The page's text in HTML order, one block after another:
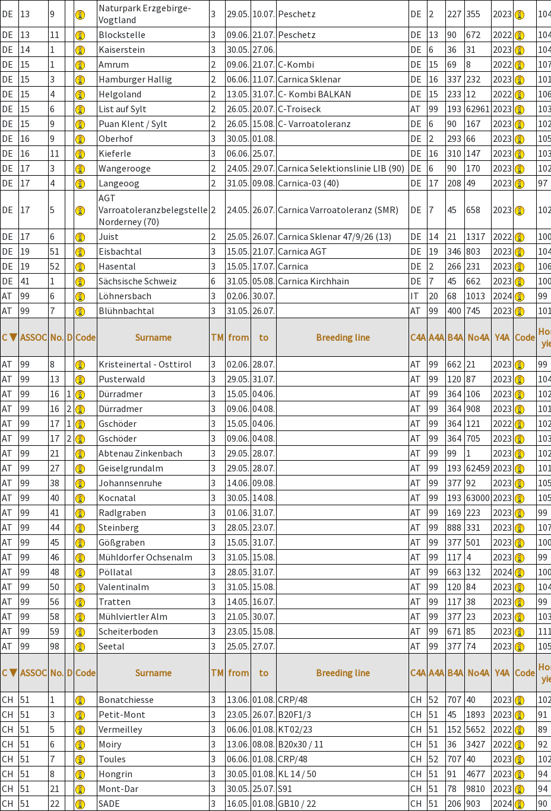
DE 13 9
Naturpark Erzgebirge-
Vogtland
3 29.05. 10.07. Peschetz DE 2 227 355 2023
DE
13 11 Blockstelle 3 09.06. 21.07. Peschetz DE 13 90 672 2022
DE
14 1 Kaiserstein 3 30.05. 27.06. DE 6 36 31 2023
DE
15 1 Amrum 2 09.06. 21.07. C-Kombi DE 15 69 8 2022
DE
15 3 Hamburger Hallig 2 06.06. 11.07. Carnica Sklenar DE 16 337 232 2023 101
DE
15 4 Helgoland 2 13.05. 31.07. C- Kombi BALKAN DE 15 233 12 2022 106
DE
15 6 List auf Sylt 2 26.05. 20.07. C-Troiseck AT 99 193 62961 2023 103
DE
15 9 Puan Klent / Sylt 2 26.05. 15.08. C- Varroatoleranz DE 6 90 167 2023
DE
16 9 Oberhof 3 30.05. 01.08. DE 2 293 66 2023 105
DE
16 11 Kieferle 3 06.06. 25.07. DE 16 310 147 2023 103
DE
17 3 Wangerooge 2 24.05. 29.07. Carnica Selektionslinie LIB (90) DE 6 90 170 2023
DE
17 4 Langeoog 2 31.05. 09.08. Carnica-03 (40) DE 17 208 49 2023 97
DE 17 5
AGT
Varroatoleranzbelegstelle
Norderney (70)
2 24.05. 26.07. Carnica Varroatoleranz (SMR) DE 7 45 658 2023
DE 17 6 Juist 2 25.05. 26.07. Carnica Sklenar 47/9/26 (13) DE 14 21 1317 2022 100
DE
19 51 Eisbachtal 3 15.05. 21.07. Carnica AGT DE 19 346 803 2023
DE
19 52 Hasental 3 15.05. 17.07. Carnica DE 2 266 231 2023 106
DE
41 1 Sächsische Schweiz 6 31.05. 05.08. Carnica Kirchhain DE 7 45 662 2023 100
AT
99 6 Löhnersbach 3 02.06. 30.07. IT 20 68 1013 2024 99
AT
99 7 Blühnbachtal 3 31.05. 26.07. AT 99 400 745 2023 101
C ▼ ASSOC No. D Code Surname TM from to Breeding line C4A A4A B4A No4A Y4A Code
AT
99 8 Kristeinertal - Osttirol 3 02.06. 28.07. AT 99 662 21 2023 99
AT
99 13 Pusterwald 3 29.05. 31.07. AT 99 120 87 2023
AT
99 16 1 Dürradmer 3 15.05. 04.06. AT 99 364 106 2023
AT
99 16 2 Dürradmer 3 09.06. 04.08. AT 99 364 908 2023 101
AT
99 17 1 Gschöder 3 15.05. 04.06. AT 99 364 121 2022
AT
99 17 2 Gschöder 3 09.06. 04.08. AT 99 364 705 2023 103
AT
99 21 Abtenau Zinkenbach 3 29.05. 28.07. AT 99 99 1 2023
AT
99 27 Geiselgrundalm 3 29.05. 28.07. AT 99 193 62459 2023 101
AT
99 38 Johannsenruhe 3 14.06. 09.08. AT 99 377 92 2023 105
AT
99 40 Kocnatal 3 30.05. 14.08. AT 99 193 63000 2023 105
AT
99 41 Radlgraben 3 01.06. 31.07. AT 99 169 223 2023 99
AT
99 44 Steinberg 3 28.05. 23.07. AT 99 888 331 2023
AT
99 45 Gößgraben 3 15.05. 31.07. AT 99 377 501 2023 100
AT
99 46 Mühldorfer Ochsenalm 3 31.05. 15.08. AT 99 117 4 2023 99
AT
99 48 Pöllatal 3 28.05. 31.07. AT 99 663 132 2024 100
AT
99 50 Valentinalm 3 31.05. 15.08. AT 99 120 84 2023
AT
99 56 Tratten 3 14.05. 16.07. AT 99 117 38 2023 99
AT
99 58 Mühlviertler Alm 3 21.05. 30.07. AT 99 377 23 2023 103
AT
99 59 Scheiterboden 3 23.05. 15.08. AT 99 671 85 2023 111
AT
99 98 Seetal 3 25.05. 27.07. AT 99 377 74 2023 105
C ▼ ASSOC No. D Code Surname TM from to Breeding line C4A A4A B4A No4A Y4A Code
CH
51 1 Bonatchiesse 3 13.06. 01.08. CRP/48 CH 52 707 40 2023
CH
51 3 Petit-Mont 3 23.05. 26.07. B20F1/3 CH 51 45 1893 2023 91
CH
51 5 Vermeilley 3 06.06. 01.08. KT02/23 CH 51 152 5652 2022 89
CH
51 6 Moiry 3 13.06. 08.08. B20x30 / 11 CH 51 36 3427 2022 92
CH
51 7 Toules 3 06.06. 01.08. CRP/48 CH 52 707 40 2023
CH
51 8 Hongrin 3 30.05. 01.08. KL 14 / 50 CH 51 91 4677 2023 94
CH
51 21 Mont-Dar 3 30.05. 25.07. S91 CH 51 78 9810 2023 94
CH
51 22 SADE 3 16.05. 01.08. GB10 / 22 CH 51 206 903 2024 90